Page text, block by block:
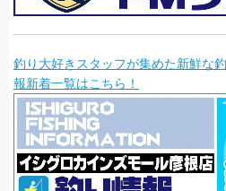
釣り大好きスタッフが集めた新鮮な
報新着一覧はこちら！